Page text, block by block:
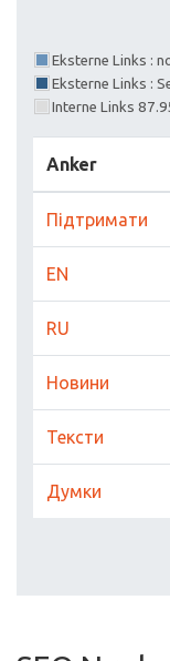
Eksterne Links :
Eksterne Links :
Interne Links
Anker
Підтримати
EN
RU
Новини
Тексти
Думки